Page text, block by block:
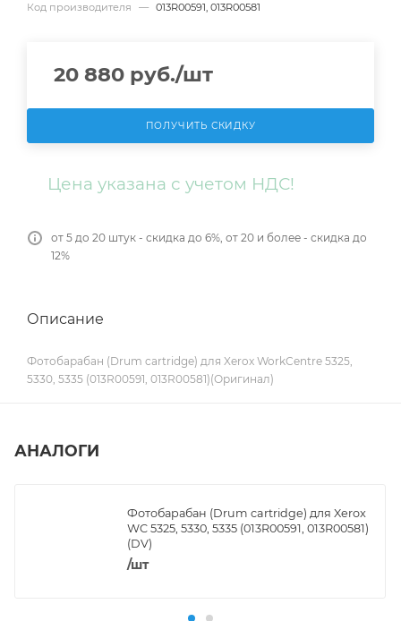
Код производителя
— 013R00591, 013R00581
20 880 руб./шт
ПОЛУЧИТЬ СКИДКУ
Цена указана с учетом НДС!
от 5 до 20 штук - скидка до 6%, от 20 и более - скидка до
12%
Описание
Фотобарабан (Drum cartridge) для Xerox WorkCentre 5325,
5330, 5335 (013R00591, 013R00581)(Оригинал)
АНАЛОГИ
Фотобарабан (Drum cartridge) для Xerox
WC 5325, 5330, 5335 (013R00591, 013R00581)
(DV)
/шт